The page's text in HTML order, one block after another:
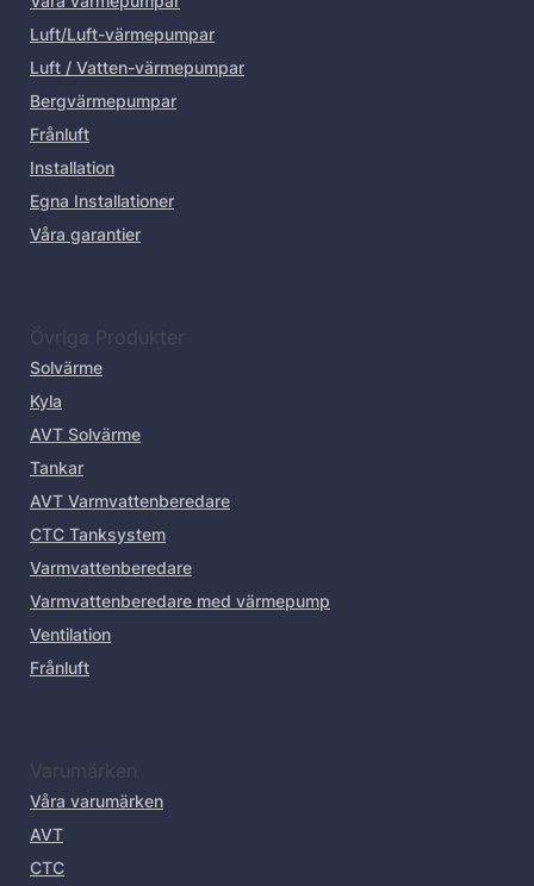
Luft/Luft-värmepumpar
Luft / Vatten-värmepumpar
Bergvärmepumpar
Frånluft
Installation
Egna Installationer
Våra garantier
Övriga Produkter
Solvärme
Kyla
AVT Solvärme
Tankar
AVT Varmvattenberedare
CTC Tanksystem
Varmvattenberedare
Varmvattenberedare med värmepump
Ventilation
Frånluft
Varumärken
Våra varumärken
AVT
CTC